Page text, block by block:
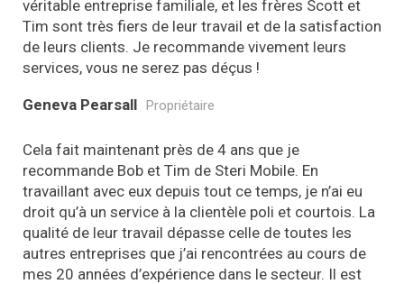
véritable entreprise familiale, et les frères Scott et
Tim sont très fiers de leur travail et de la satisfaction
de leurs clients. Je recommande vivement leurs
services, vous ne serez pas déçus !
Geneva Pearsall Propriétaire
Cela fait maintenant près de 4 ans que je
recommande Bob et Tim de Steri Mobile. En
travaillant avec eux depuis tout ce temps, je n’ai eu
droit qu’à un service à la clientèle poli et courtois. La
qualité de leur travail dépasse celle de toutes les
autres entreprises que j’ai rencontrées au cours de
mes 20 années d’expérience dans le secteur. Il est